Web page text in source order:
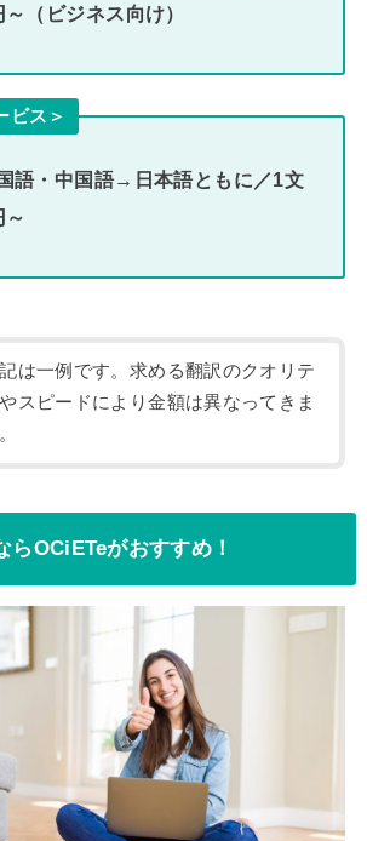
（ビジネス向け）
ビス＞
語・中国語→日本語ともに／1文
は一例です。求める翻訳のクオリテ
スピードにより金額は異なってきま
らOCiETeがおすすめ！